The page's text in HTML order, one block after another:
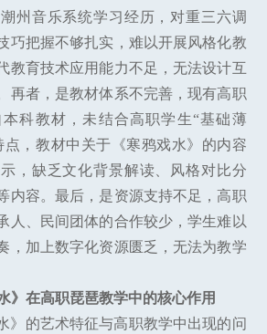
州音乐系统学习经历，对重三六调
巧把握不够扎实，难以开展风格化教
教育技术应用能力不足，无法设计互
再者，是教材体系不完善，现有高职
科教材，未结合高职学生“基础薄
点，教材中关于《寒鸦戏水》的内容
，缺乏文化背景解读、风格对比分
内容。最后，是资源支持不足，高职
人、民间团体的合作较少，学生难以
，加上数字化资源匮乏，无法为教学
》在高职琵琶教学中的核心作用
》的艺术特征与高职教学中出现的问